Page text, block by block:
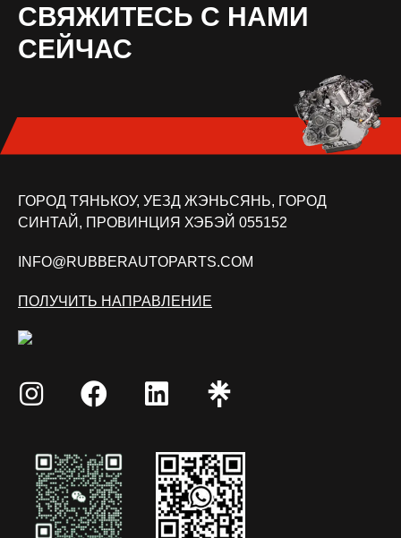
СВЯЖИТЕСЬ С НАМИ
СЕЙЧАС
ГОРОД ТЯНЬКОУ, УЕЗД ЖЭНЬСЯНЬ, ГОРОД
СИНТАЙ, ПРОВИНЦИЯ ХЭБЭЙ 055152
INFO@RUBBERAUTOPARTS.COM
ПОЛУЧИТЬ НАПРАВЛЕНИЕ